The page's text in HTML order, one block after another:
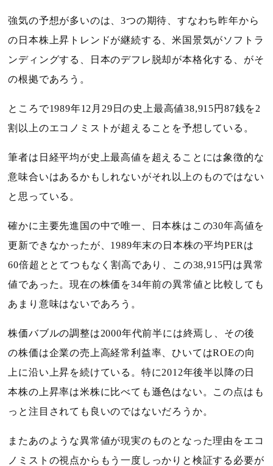
強気の予想が多いのは、3つの期待、すなわち昨年から
の日本株上昇トレンドが継続する、米国景気がソフトラ
ンディングする、日本のデフレ脱却が本格化する、がそ
の根拠であろう。
ところで1989年12 月 29 日の史上最高値38,915円 87銭を2
割以上のエコノミストが超えることを予想している。
筆者は日経平均が史上最高値を超えることには象徴的な
意味合いはあるかもしれないがそれ以上のものではない
と思っている。
確かに主要先進国の中で唯一、日本株はこの30年高値を
更新できなかったが、 1989年末の日本株の平均PER は
60倍超ととてつもなく割高であり、この38,915円は異常
値であった。現在の株価を34年前の異常値と比較しても
あまり意味はないであろう。
株価バブルの調整は2000年代前半には終焉し、その後
の株価は企業の売上高経常利益率、ひいてはROEの向
上に沿い上昇を続けている。特に2012年後半以降の日
本株の上昇率は米株に比べても遜色はない。この点はも
っと注目されても良いのではないだろうか。
またあのような異常値が現実のものとなった理由をエコ
ノミストの視点からもう一度しっかりと検証する必要が